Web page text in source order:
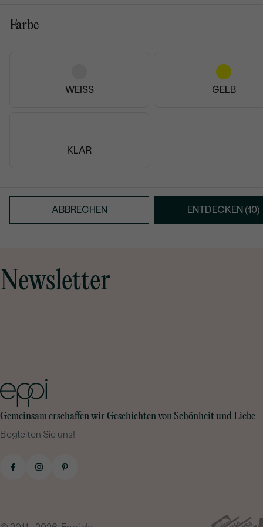
Farbe
WEISS GELB
KLAR
ABBRECHEN ENTDECKEN (10)
Besonders beliebt ist
Stärke schenken kann.
solche Kette ist nicht
Der Schutzengel immer
Eine Engelhalskette
Kommunion oder
Schmuck mit Engeln
unsere
Newsletter
Gemeinsam erschaffen wir Geschichten von Schönheit und Liebe
Begleiten Sie uns!